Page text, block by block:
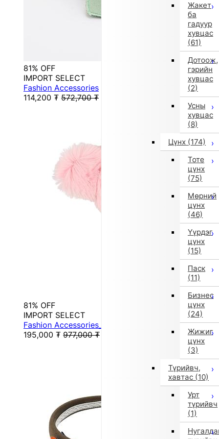
Жакет
ба
гадуур
хувцас
(61)
Дотоож,
гэрийн
хувцас
(2)
Усны
хувцас
(8)
Цүнх (174)
Тоте
цүнх
(75)
Мөрний
цүнх
(46)
Үүрдэг
цүнх
(15)
Паск
(11)
Бизнес
цүнх
(24)
Жижиг
цүнх
(3)
Түрийвч,
хавтас (10)
Урт
түрийвч
(1)
81% OFF
IMPORT SELECT
Fashion Accessories
114,200 ₮ 572,700 ₮
81% OFF
IMPORT SELECT
Fashion Accessories_Other (Other)
195,000 ₮ 977,000 ₮